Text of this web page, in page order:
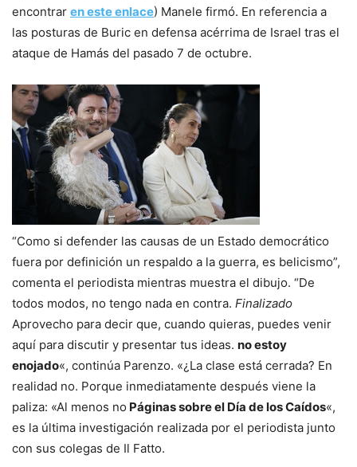
encontrar en este enlace) Manele firmó. En referencia a
las posturas de Buric en defensa acérrima de Israel tras el
ataque de Hamás del pasado 7 de octubre.
“Como si defender las causas de un Estado democrático
fuera por definición un respaldo a la guerra, es belicismo”,
comenta el periodista mientras muestra el dibujo. “De
todos modos, no tengo nada en contra. Finalizado
Aprovecho para decir que, cuando quieras, puedes venir
aquí para discutir y presentar tus ideas. no estoy
enojado«, continúa Parenzo. «¿La clase está cerrada? En
realidad no. Porque inmediatamente después viene la
paliza: «Al menos no Páginas sobre el Día de los Caídos«,
es la última investigación realizada por el periodista junto
con sus colegas de Il Fatto.